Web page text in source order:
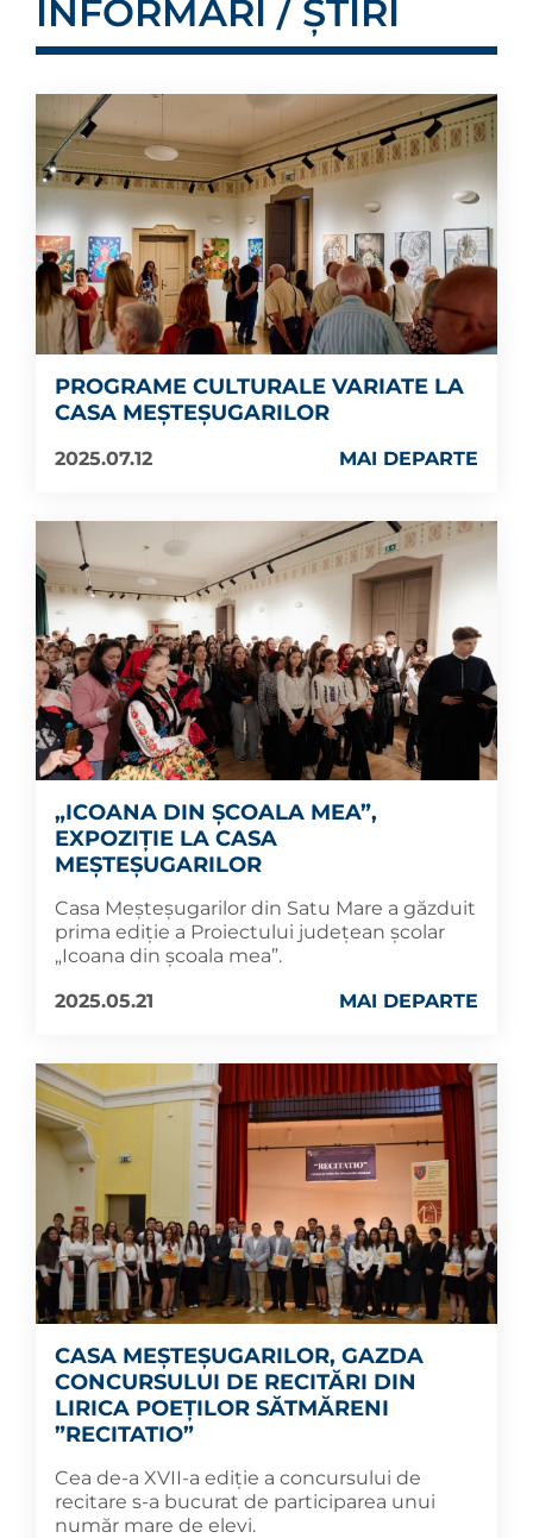
INFORMĂRI / ȘTIRI
PROGRAME CULTURALE VARIATE LA
CASA MEȘTEȘUGARILOR
2025.07.12 MAI DEPARTE
„ICOANA DIN ȘCOALA MEA”,
EXPOZIȚIE LA CASA
MEȘTEȘUGARILOR
Casa Meșteșugarilor din Satu Mare a găzduit
prima ediție a Proiectului județean școlar
„Icoana din școala mea”.
2025.05.21
MAI DEPARTE
CASA MEȘTEȘUGARILOR, GAZDA
CONCURSULUI DE RECITĂRI DIN
LIRICA POEȚILOR SĂTMĂRENI
”RECITATIO”
Cea de-a XVII-a ediție a concursului de
recitare s-a bucurat de participarea unui
număr mare de elevi.